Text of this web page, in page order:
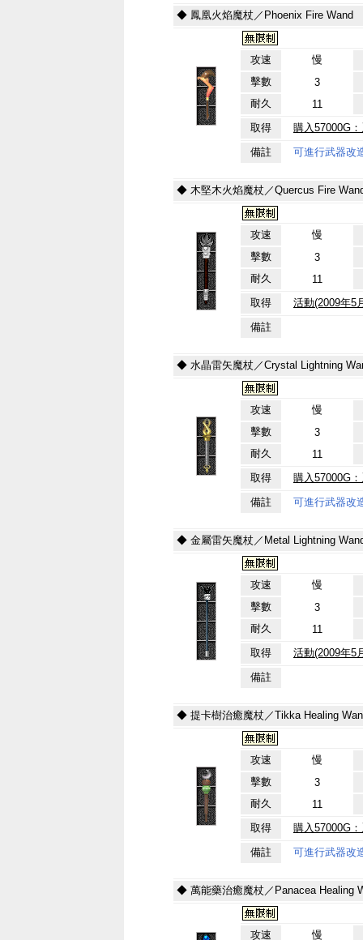
◆ 鳳凰火焰魔杖／Phoenix Fire Wand
攻速
慢
擊數
3
耐久
11
取得
購入57000G
備註
可進行武器改
◆ 木堅木火焰魔杖／Quercus Fire
攻速
慢
擊數
3
耐久
11
取得
活動(2009年5
備註
◆ 水晶雷矢魔杖／Crystal Lightning
攻速
慢
擊數
3
耐久
11
取得
購入57000G
備註
可進行武器改
◆ 金屬雷矢魔杖／Metal Lightning
攻速
慢
擊數
3
耐久
11
取得
活動(2009年5
備註
◆ 提卡樹治癒魔杖／Tikka Healing
攻速
慢
擊數
3
耐久
11
取得
購入57000G
備註
可進行武器改
◆ 萬能藥治癒魔杖／Panacea Healing
攻速
慢